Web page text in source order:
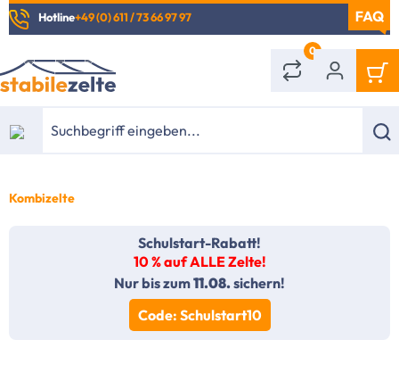
springen
Hotline+49 (0) 611 / 73 66 97 97
0
Kombizelte
Schulstart-Rabatt!
10 % auf ALLE Zelte!
Nur bis zum11.08.sichern!
Code: Schulstart10